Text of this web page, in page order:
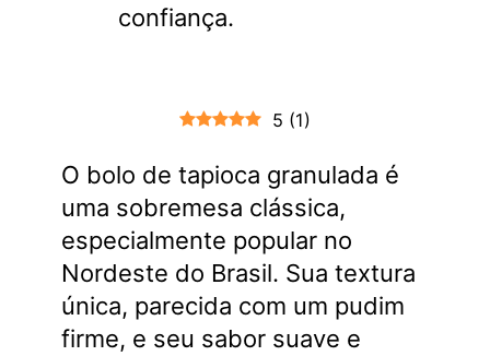
confiança.
5 (1)
O bolo de tapioca granulada é
uma sobremesa clássica,
especialmente popular no
Nordeste do Brasil. Sua textura
única, parecida com um pudim
firme, e seu sabor suave e